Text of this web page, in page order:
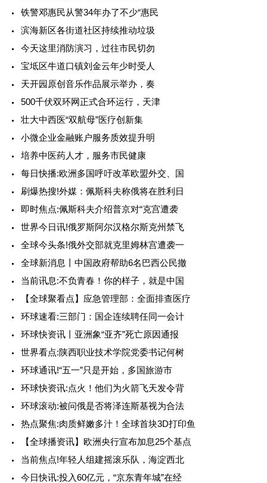
铁警邓惠民从警34年办了不少“惠民
滨海新区各街道社区持续推动垃圾
今天这里消防演习，过往市民切勿
宝坻区牛道口镇刘金云年少时受人
天开园原创音乐作品展示举办，奏
500千伏双环网正式合环运行，天津
壮大中西医“双航母”医疗创新集
小微企业金融账户服务质效提升明
培养中医药人才，服务市民健康
每日快播:欧洲多国呼吁改革欧盟外交、国
刷爆热搜!外媒：佩斯科夫称俄将在胜利日
即时焦点:佩斯科夫介绍普京对“克宫遭袭
世界今日讯!俄罗斯阿尔汉格尔斯克州禁飞
全球今头条!俄外交部就克里姆林宫遭袭一
全球新消息丨中国政府帮助6名巴西公民撤
当前讯息:不负青春！你的样子，就是中国
【全球聚看点】应急管理部：全面排查医疗
环球速看:三部门：国企连续聘任同一会计
环球快资讯丨亚洲象“亚齐”死亡原因通报
世界看点:陕西职业技术学院党委书记何树
环球通讯!“五一”只是开始，多国旅游市
环球快资讯:点火！他们为火箭飞天发令背
环球滚动:被问俄是否将泽连斯基视为合法
热点聚焦:肉质鲜嫩多汁！全球首块3D打印鱼
【全球播资讯】欧洲央行宣布加息25个基点
当前焦点!年轻人组建摇滚乐队，海淀西北
今日快讯:投入60亿元，“京东青年城”在经